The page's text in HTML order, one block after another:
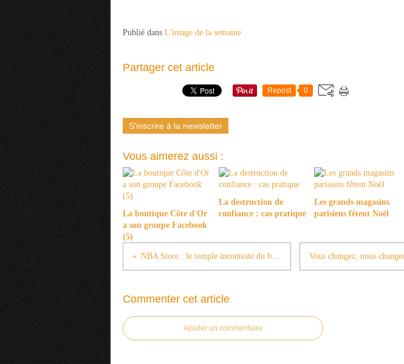
Publié dans L'image de la semaine
Partager cet article
Repost 0
S'inscrire à la newsletter
Vous aimerez aussi :
La boutique Côte d'Or
a son groupe Facebook
(5)
La destruction de
confiance : cas pratique
Les grands magasins
parisiens fêtent Noël
NBA Store : le temple incontesté du basket (9)
Commenter cet article
Ajouter un commentaire